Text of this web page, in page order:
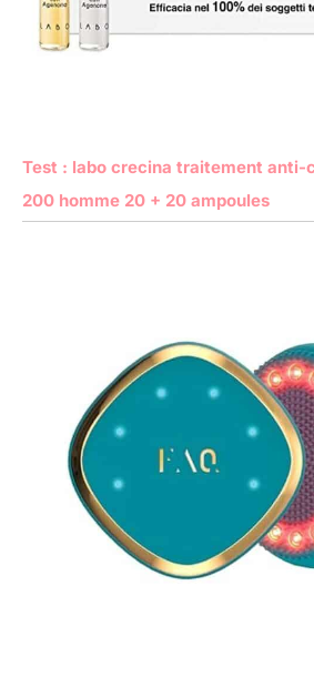
Test : labo crecina traitement anti-
200 homme 20 + 20 ampoules